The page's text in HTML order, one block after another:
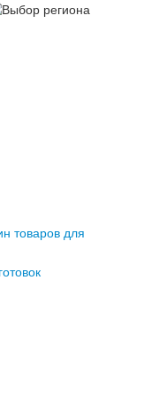
товаров для